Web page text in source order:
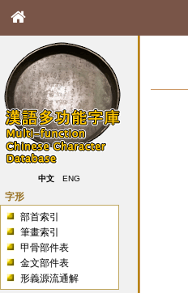
中文 ENG
字形
部首索引
筆畫索引
甲骨部件表
金文部件表
形義源流通解